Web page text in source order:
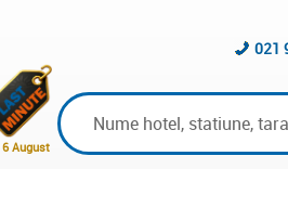
021
August